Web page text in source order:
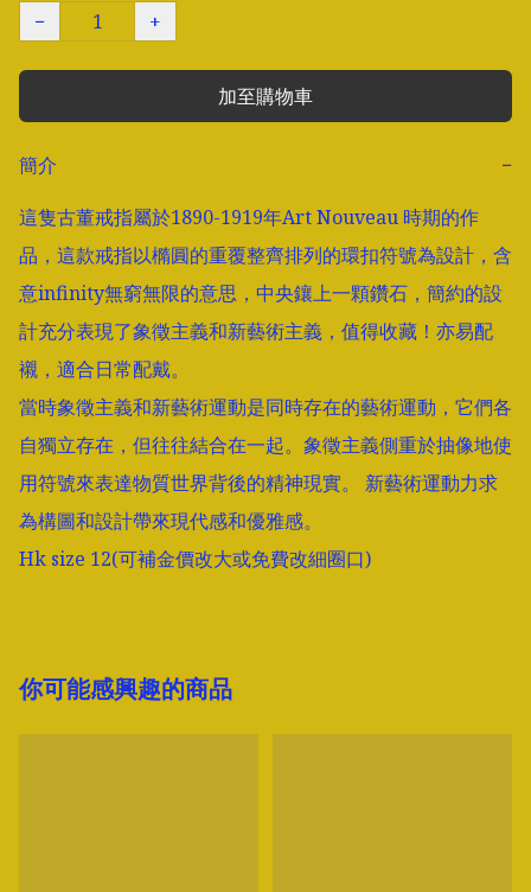
−
+
加至購物車
簡介
−
這隻古董戒指屬於1890-1919年Art Nouveau 時期的作
品，這款戒指以橢圓的重覆整齊排列的環扣符號為設計，含
意infinity無窮無限的意思，中央鑲上一顆鑽石，簡約的設
計充分表現了象徵主義和新藝術主義，值得收藏！亦易配
襯，適合日常配戴。
當時象徵主義和新藝術運動是同時存在的藝術運動，它們各
自獨立存在，但往往結合在一起。象徵主義側重於抽像地使
用符號來表達物質世界背後的精神現實。 新藝術運動力求
為構圖和設計帶來現代感和優雅感。
Hk size 12(可補金價改大或免費改細圈口)
你可能感興趣的商品